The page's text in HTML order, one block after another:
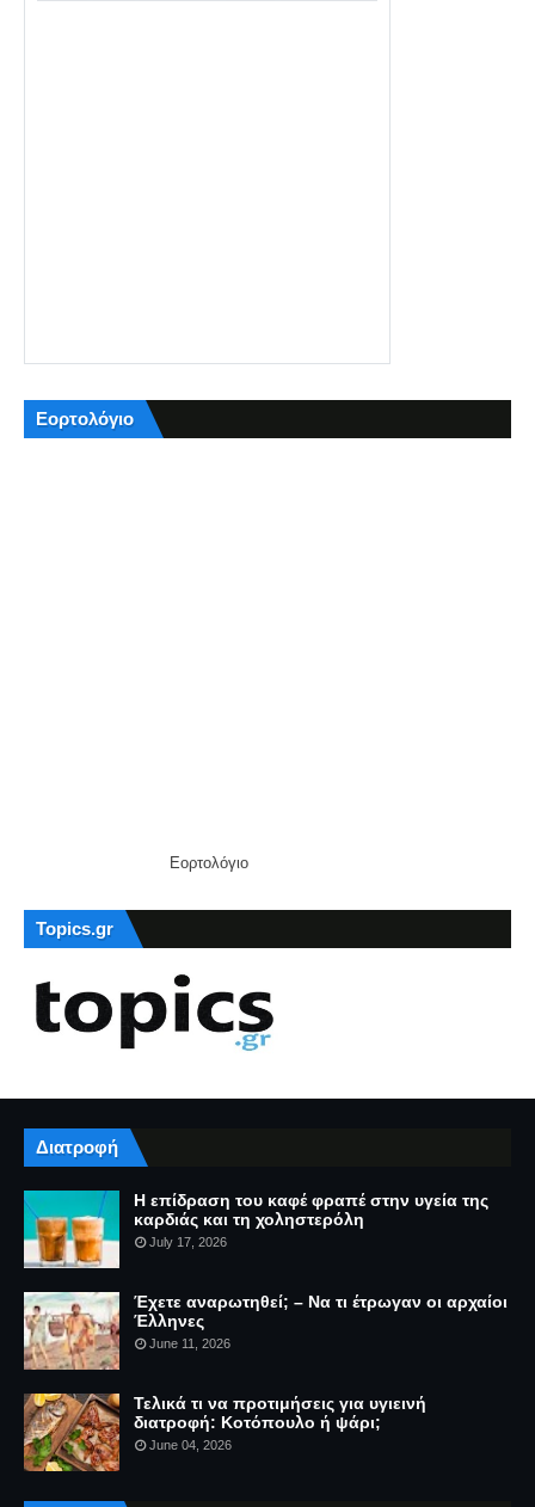
Εορτολόγιο
Εορτολόγιο
Topics.gr
Διατροφή
Η επίδραση του καφέ φραπέ στην υγεία της
καρδιάς και τη χοληστερόλη
July 17, 2026
Έχετε αναρωτηθεί; – Να τι έτρωγαν οι αρχαίοι
Έλληνες
June 11, 2026
Τελικά τι να προτιμήσεις για υγιεινή
διατροφή: Κοτόπουλο ή ψάρι;
June 04, 2026